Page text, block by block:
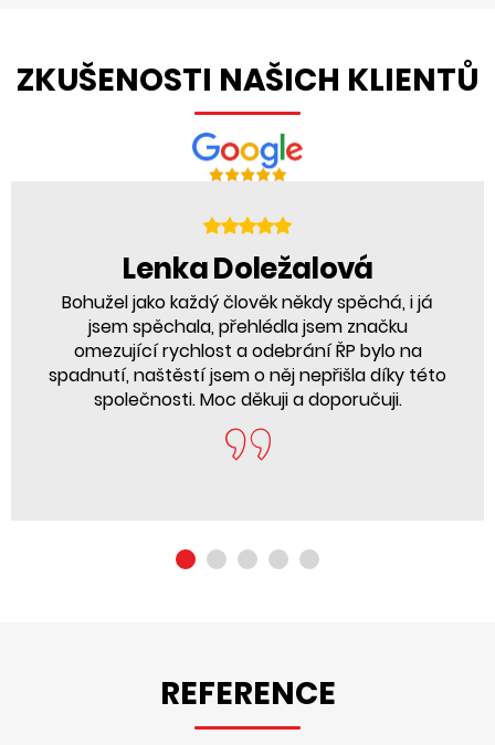
ZKUŠENOSTI NAŠICH KLIENTŮ
Lenka Doležalová
Bohužel jako každý člověk někdy spěchá, i já
jsem spěchala, přehlédla jsem značku
omezující rychlost a odebrání ŘP bylo na
spadnutí, naštěstí jsem o něj nepřišla díky této
společnosti. Moc děkuji a doporučuji.
REFERENCE